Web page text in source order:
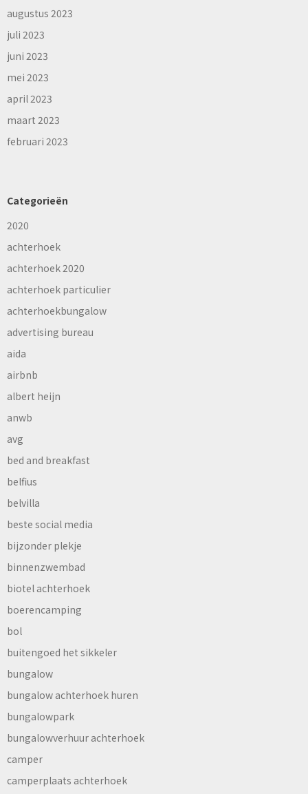
augustus 2023
juli 2023
juni 2023
mei 2023
april 2023
maart 2023
februari 2023
Categorieën
2020
achterhoek
achterhoek 2020
achterhoek particulier
achterhoekbungalow
advertising bureau
aida
airbnb
albert heijn
anwb
avg
bed and breakfast
belfius
belvilla
beste social media
bijzonder plekje
binnenzwembad
biotel achterhoek
boerencamping
bol
buitengoed het sikkeler
bungalow
bungalow achterhoek huren
bungalowpark
bungalowverhuur achterhoek
camper
camperplaats achterhoek